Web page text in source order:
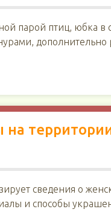
парой птиц, юбка
дополнительно
сведения о
и способы